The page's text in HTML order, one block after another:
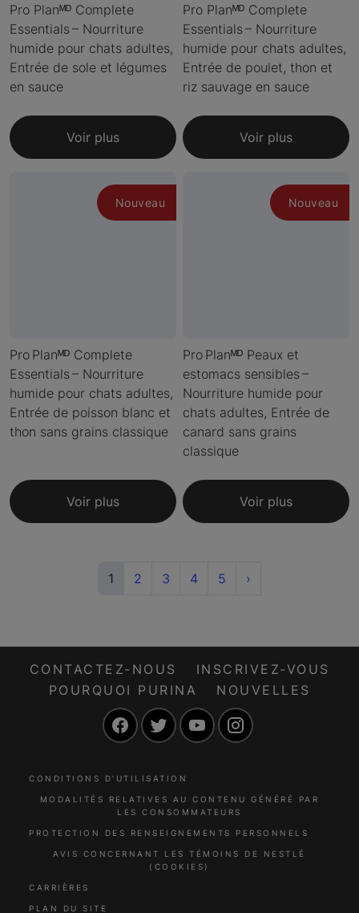
Pro Planᴹᴰ Complete
Essentials – Nourriture
humide pour chats adultes,
Entrée de sole et légumes
en sauce
Voir plus
Pro Planᴹᴰ Complete
Essentials – Nourriture
humide pour chats adultes,
Entrée de poulet, thon et
riz sauvage en sauce
Voir plus
Nouveau
Pro Planᴹᴰ Complete
Essentials – Nourriture
humide pour chats adultes,
Entrée de poisson blanc et
thon sans grains classique
Voir plus
Nouveau
Pro Planᴹᴰ Peaux et
estomacs sensibles –
Nourriture humide pour
chats adultes, Entrée de
canard sans grains
classique
Voir plus
1 (current)
2 3 4 5 ›
CONTACTEZ-NOUS
INSCRIVEZ-VOUS
POURQUOI PURINA
NOUVELLES
FacebookTwitter YouTube
CONDITIONS D’UTILISATION
MODALITÉS RELATIVES AU CONTENU GÉNÉRÉ PAR
LES CONSOMMATEURS
PROTECTION DES RENSEIGNEMENTS PERSONNELS
AVIS CONCERNANT LES TÉMOINS DE NESTLÉ
(COOKIES)
CARRIÈRES
PLAN DU SITE